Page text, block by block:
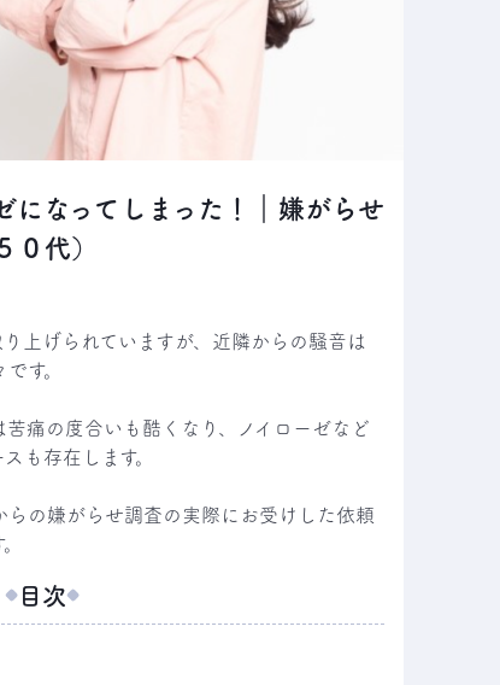
になってしまった！｜嫌がらせ
代）
上げられていますが、近隣からの騒音は
す。
痛の度合いも酷くなり、ノイローゼなど
も存在します。
の嫌がらせ調査の実際にお受けした依頼
目次